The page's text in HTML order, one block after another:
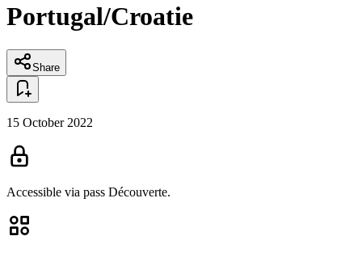
Portugal/Croatie
Share
15 October 2022
Accessible via pass Découverte.